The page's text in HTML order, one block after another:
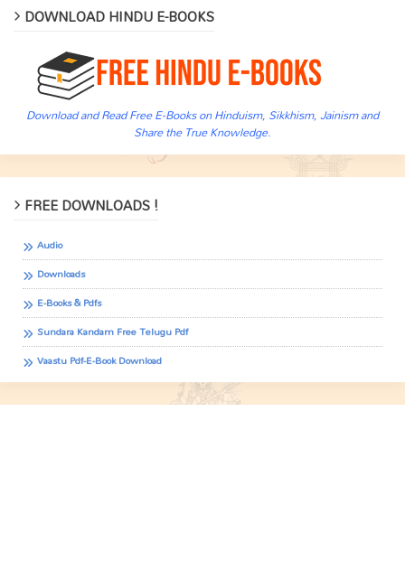
DOWNLOAD HINDU E-BOOKS
Download and Read Free E-Books on Hinduism, Sikkhism, Jainism and
Share the True Knowledge.
FREE DOWNLOADS !
Audio
Downloads
E-Books & Pdfs
Sundara Kandam Free Telugu Pdf
Vaastu Pdf-E-Book Download